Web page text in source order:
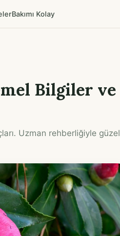
Bakımı Kolay
Bilgiler ve
Uzman rehberliğiyle güzel